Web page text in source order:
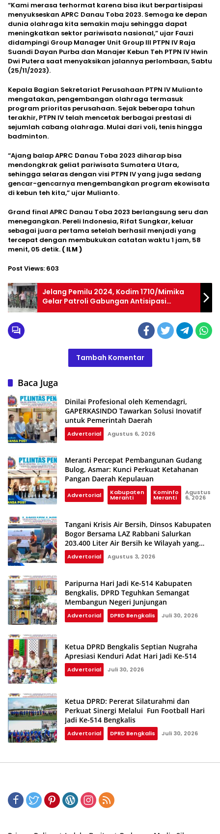
“Kami merasa terhormat karena bisa ikut berpartisipasi
menyukseskan APRC Danau Toba 2023. Semoga ke depan
dunia olahraga kita semakin maju sehingga dapat
meningkatkan sektor pariwisata nasional,” ujar Fauzi
didampingi Group Manager Unit Group III PTPN IV Raja
Suandi Dayan Purba dan Manajer Kebun Teh PTPN IV Hwin
Dwi Putera saat menyaksikan jalannya perlombaan, Sabtu
(25/11/2023).
Kepala Bagian Sekretariat Perusahaan PTPN IV Mulianto
mengatakan, pengembangan olahraga termasuk
program prioritas perusahaan. Sejak beberapa tahun
terakhir, PTPN IV telah mencetak berbagai prestasi di
sejumlah cabang olahraga. Mulai dari voli, tenis hingga
badminton.
“Ajang balap APRC Danau Toba 2023 diharap bisa
mendongkrak geliat pariwisata Sumatera Utara,
sehingga selaras dengan visi PTPN IV yang juga sedang
gencar-gencarnya mengembangkan program ekowisata
di kebun teh kita,” ujar Mulianto.
Grand final APRC Danau Toba 2023 berlangsung seru dan
menegangkan. Pereli Indonesia, Rifat Sungkar, keluar
sebagai juara pertama setelah berhasil menjadi yang
tercepat dengan membukukan catatan waktu 1 jam, 58
menit, 05 detik. ( ILM )
Post Views: 603
Jelang Pemilu 2024, Kodim 1710/Mimika
Gelar Patroli Gabungan Antisipasi
Kerawanan
Tambah Komentar
Baca Juga
Dinilai Profesional oleh Kemendagri,
GAPERKASINDO Tawarkan Solusi Inovatif
untuk Pemerintah Daerah
Advertorial Agustus 6, 2026
Meranti Percepat Pembangunan Gudang
Bulog, Asmar: Kunci Perkuat Ketahanan
Pangan Daerah Kepulauan
Advertorial Kabupaten
Meranti
Kominfo
Meranti
Agustus
6, 2026
Tangani Krisis Air Bersih, Dinsos Kabupaten
Bogor Bersama LAZ Rabbani Salurkan
203.400 Liter Air Bersih ke Wilayah yang
Terdampak Kekeringan
Advertorial Agustus 3, 2026
Paripurna Hari Jadi Ke-514 Kabupaten
Bengkalis, DPRD Teguhkan Semangat
Membangun Negeri Junjungan
Advertorial DPRD Bengkalis Juli 30, 2026
Ketua DPRD Bengkalis Septian Nugraha
Apresiasi Kenduri Adat Hari Jadi Ke-514
Advertorial Juli 30, 2026
Ketua DPRD: Pererat Silaturahmi dan
Perkuat Sinergi Melalui Fun Football Hari
Jadi Ke-514 Bengkalis
Advertorial DPRD Bengkalis Juli 30, 2026